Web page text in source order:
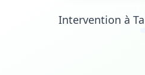
Intervention à